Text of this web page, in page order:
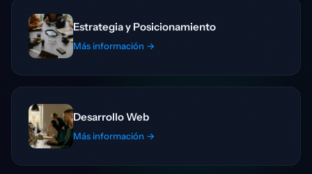
Estrategia y Posicionamiento
Más información →
Desarrollo Web
Más información →